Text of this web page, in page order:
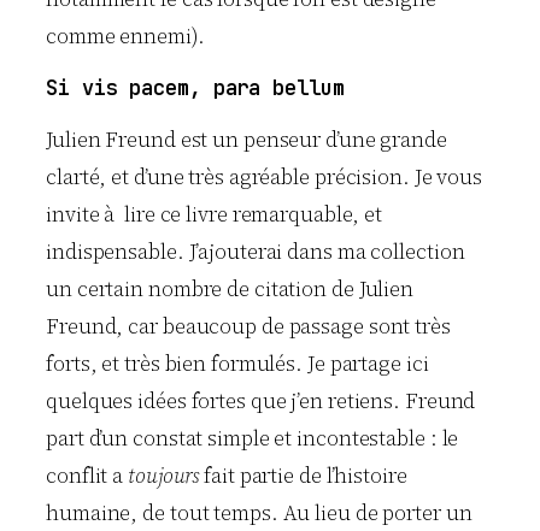
comme ennemi).
Si vis pacem, para bellum
Julien Freund est un penseur d’une grande
clarté, et d’une très agréable précision. Je vous
invite à lire ce livre remarquable, et
indispensable. J’ajouterai dans ma collection
un certain nombre de citation de Julien
Freund, car beaucoup de passage sont très
forts, et très bien formulés. Je partage ici
quelques idées fortes que j’en retiens. Freund
part d’un constat simple et incontestable : le
conflit a toujoursfait partie de l’histoire
humaine, de tout temps. Au lieu de porter un